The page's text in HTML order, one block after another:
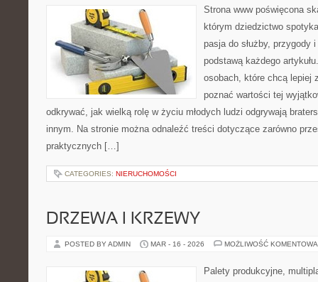
Strona www poświęcona
którym dziedzictwo
pasja do służby, przygody
podstawą każdego
osobach, które chcą lepiej
poznać wartości tej
odkrywać, jak wielką rolę w życiu młodych ludzi odgrywają
innym. Na stronie można odnaleźć treści dotyczące zarówno
praktycznych […]
CATEGORIES: NIERUCHOMOŚCI
DRZEWA I KRZEWY
POSTED BY ADMIN MAR - 16 - 2026 MOŻLIWOŚĆ
Palety produkcyjne,